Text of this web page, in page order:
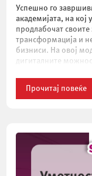
Успешно го
академијата, на
продлабочат
трансформација и
бизниси. На овој
дигиталните
Прочитај повеќе